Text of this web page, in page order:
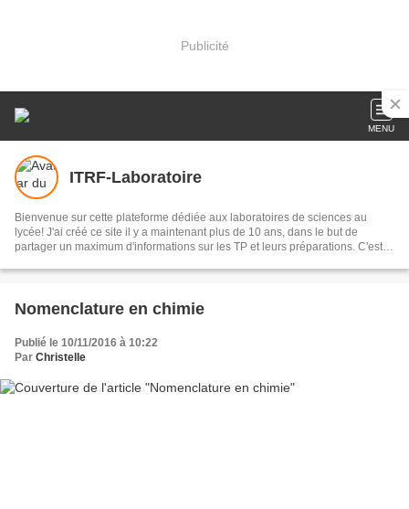
Publicité
MENU
ITRF-Laboratoire
Bienvenue sur cette plateforme dédiée aux laboratoires de sciences au
lycée! J'ai créé ce site il y a maintenant plus de 10 ans, dans le but de
partager un maximum d'informations sur les TP et leurs préparations. C'est
pour laisser des commentaires qui feront évoluer le site et l'enrichiront !
Nomenclature en chimie
Publié le 10/11/2016 à 10:22
Par Christelle